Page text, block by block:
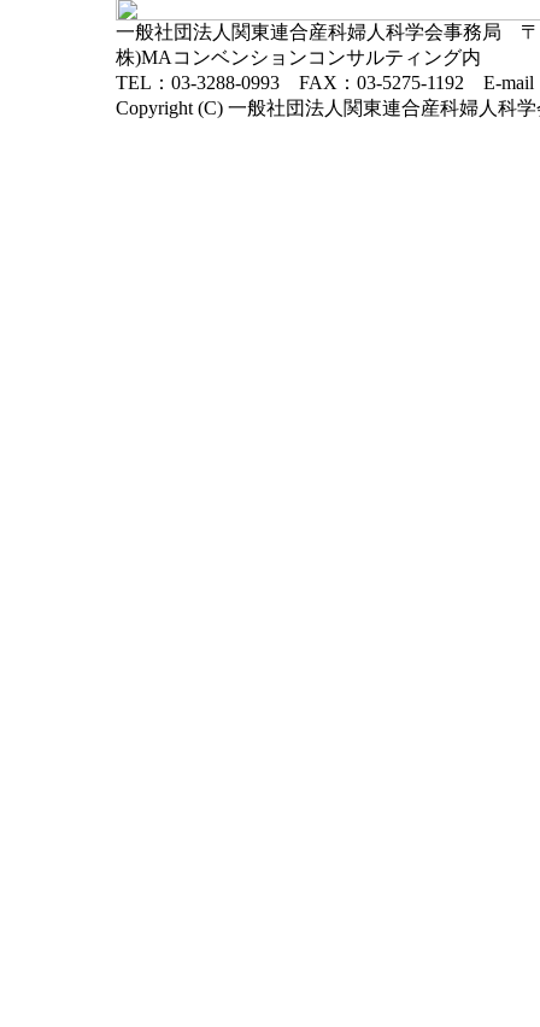
一般社団法人関東連合産科婦人科学会事務局 〒
株)MAコンベンションコンサルティング内
TEL：03-3288-0993 FAX：03-5275-1192 E-mail
Copyright (C) 一般社団法人関東連合産科婦人科